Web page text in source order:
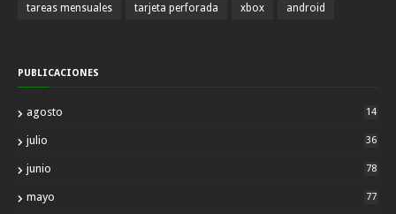
tareas mensuales tarjeta perforada xbox android
PUBLICACIONES
agosto 14
julio 36
junio 78
mayo 77